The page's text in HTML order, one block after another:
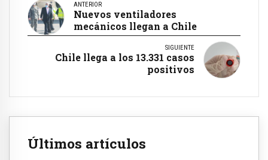
ANTERIOR
Nuevos ventiladores
mecánicos llegan a Chile
SIGUIENTE
Chile llega a los 13.331 casos
positivos
Últimos artículos